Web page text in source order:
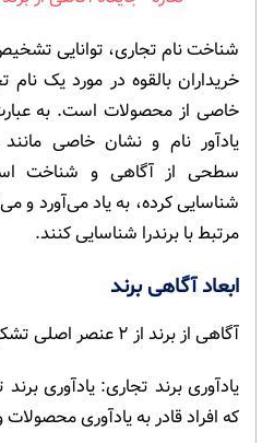
شناخت نام تجاری، توانایی
خریداران بالقوه در مورد یک
خاصی از محصولات است. به
یادآور نام و نشان خاصی
سطحی از آگاهی و شناخت
شناسایی کرده، به یاد می‌آورد و
مرتبط با برندرا شناسایی کنند.
ابعاد آگاهی برند
آگاهی از برند از ۲ عنصر اصلی تشکیل شده‌است:
یادآوری برند تجاری: یادآوری
که افراد قادر به یادآوری